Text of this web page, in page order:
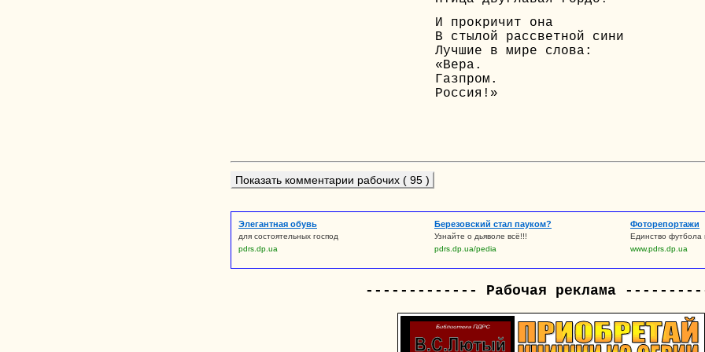
И прокричит она
В стылой рассветной сини
Лучшие в мире слова:
«Вера.
Газпром.
Россия!»
Показать комментарии рабочих ( 95 )
Элегантная обувь
для состоятельных господ
pdrs.dp.ua
Березовский стал пауком?
Узнайте о дьяволе всё!!!
pdrs.dp.ua/pedia
Фоторепортажи
Единство футбола
www.pdrs.dp.ua
------------- Рабочая реклама